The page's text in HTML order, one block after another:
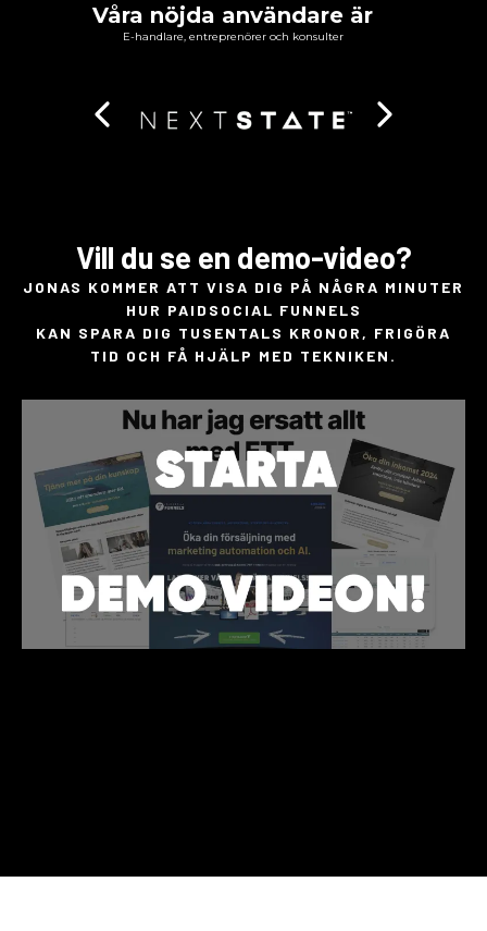
Våra nöjda användare är
E-handlare, entreprenörer och konsulter
Vill du se en demo-video?
JONAS KOMMER ATT VISA DIG PÅ NÅGRA MINUTER
HUR PAIDSOCIAL FUNNELS
KAN SPARA DIG TUSENTALS KRONOR, FRIGÖRA
TID OCH FÅ HJÄLP MED TEKNIKEN.